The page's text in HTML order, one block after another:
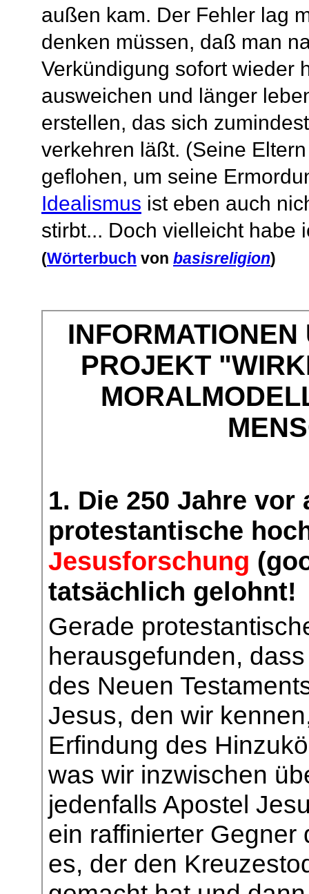
außen kam. Der Fehler lag
denken müssen, daß man
Verkündigung sofort wieder
ausweichen und länger
erstellen, das sich
verkehren läßt. (Seine
geflohen, um seine
Idealismus ist eben auch
stirbt... Doch vielleicht habe
(Wörterbuch von basisreligion)